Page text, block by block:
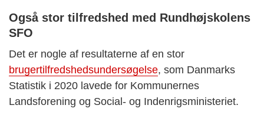
Også stor tilfredshed med Rundhøjskolens
SFO
Det er nogle af resultaterne af en stor
brugertilfredshedsundersøgelse, som Danmarks
Statistik i 2020 lavede for Kommunernes
Landsforening og Social- og Indenrigsministeriet.